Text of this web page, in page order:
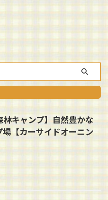
林キャンプ】自然豊かな
【カーサイドオーニン